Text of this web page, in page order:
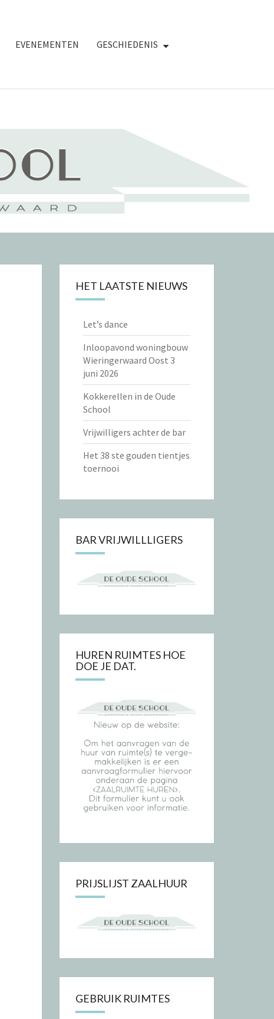
EVENEMENTEN GESCHIEDENIS
HET LAATSTE NIEUWS
Let’s dance
Inloopavond woningbouw
Wieringerwaard Oost 3
juni 2026
Kokkerellen in de Oude
School
Vrijwilligers achter de bar
Het 38 ste gouden tientjes
toernooi
BAR VRIJWILLLIGERS
HUREN RUIMTES HOE
DOE JE DAT.
PRIJSLIJST ZAALHUUR
GEBRUIK RUIMTES